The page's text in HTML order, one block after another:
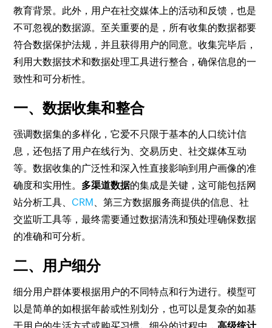
教育背景。此外，用户在社交媒体上的活动和反馈，也是
不可忽视的数据源。至关重要的是，所有收集的数据都要
符合数据保护法规，并且获得用户的同意。收集完毕后，
利用大数据技术和数据处理工具进行整合，确保信息的一
致性和可分析性。
一、数据收集和整合
强调数据集的多样化，它爱不只限于基本的人口统计信
息，还包括了用户在线行为、交易历史、社交媒体互动
等。数据收集的广泛性和深入性直接影响到用户画像的准
确度和实用性。 多渠道数据的集成是关键，这可能包括网
站分析工具、 CRM、第三方数据服务商提供的信息、社
交监听工具等，最终需要通过数据清洗和预处理确保数据
的准确和可分析。
二、用户细分
细分用户群体要根据用户的不同特点和行为进行。模型可
以是简单的如根据年龄或性别划分，也可以是复杂的如基